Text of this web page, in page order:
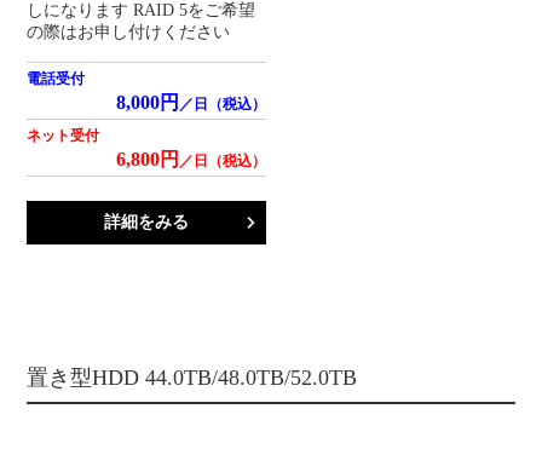
しになります RAID 5をご希望
の際はお申し付けください
電話受付
8,000円 ／日（税込）
ネット受付
6,800円 ／日（税込）
詳細をみる
置き型HDD 44.0TB/48.0TB/52.0TB